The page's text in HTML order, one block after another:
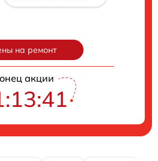
на ремонт
акции